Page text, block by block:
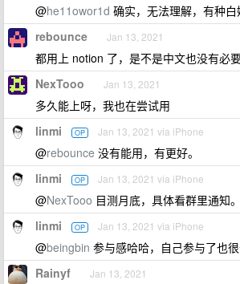
@he11owor1d 确实，无法理解，有种白
rebounce Jan 13, 2021
都用上 notion 了，是不是中文也没有必要
NexTooo Jan 13, 2021
多久能上呀，我也在尝试用
linmi OP Jan 13, 2021 via iPhone
@rebounce 没有能用，有更好。
linmi OP Jan 13, 2021 via iPhone
@NexTooo 目测月底，具体看群里通知。
linmi OP Jan 13, 2021 via iPhone
@beingbin 参与感哈哈，自己参与了也很
Rainyf Jan 13, 2021